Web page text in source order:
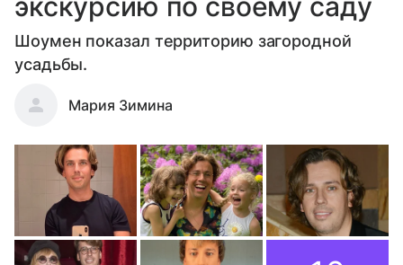
Шоумен показал территорию загородной
усадьбы.
Мария Зимина